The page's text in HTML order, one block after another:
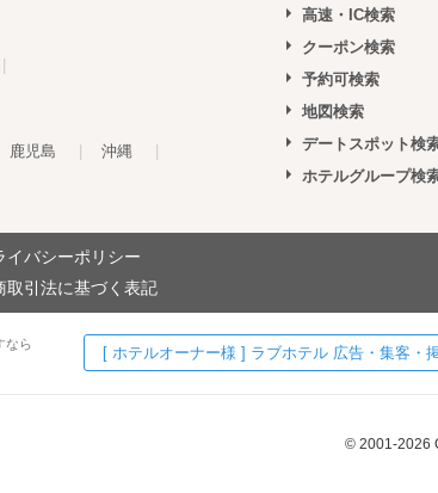
鹿児島 沖縄
高速・IC検索
クーポン検索
予約可検索
地図検索
デートスポット検
ホテルグループ検
イバシーポリシー
取引法に基づく表記
なら
[ ホテルオーナー様 ] ラブホテル 広告・集客・
© 2001-2026